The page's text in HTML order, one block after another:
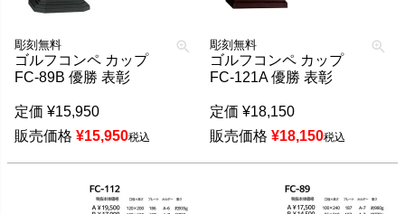
彫刻無料
ゴルフコンペ カップ
FC-89B 優勝 表彰
定価 ¥15,950
販売価格 ¥15,950税込
彫刻無料
ゴルフコンペ カップ
FC-121A 優勝 表彰
定価 ¥18,150
販売価格 ¥18,150税込